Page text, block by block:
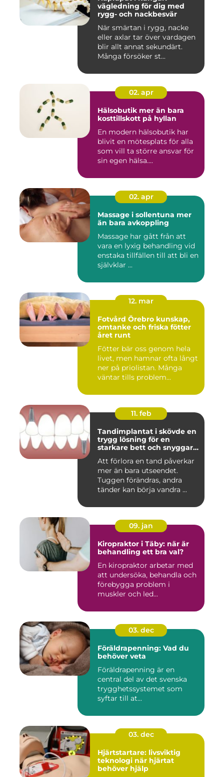
vägledning för dig med
rygg- och nackbesvär
När smärtan i rygg, nacke
eller axlar tar över vardagen
blir allt annat sekundärt.
Många försöker st...
02. apr
Hälsobutik mer än bara
kosttillskott på hyllan
En modern hälsobutik har
blivit en mötesplats för alla
som vill ta större ansvar för
sin egen hälsa....
02. apr
Massage i sollentuna mer
än bara avkoppling
Massage har gått från att
vara en lyxig behandling vid
enstaka tillfällen till att bli en
självklar ...
12. mar
Fotvård Örebro kunskap,
omtanke och friska fötter
året runt
Fötter bär oss genom hela
livet, men hamnar ofta långt
ner på priolistan. Många
väntar tills problem...
11. feb
Tandimplantat i skövde en
trygg lösning för en
starkare bett och snyggare
Att förlora en tand påverkar
mer än bara utseendet.
Tuggen förändras, andra
tänder kan börja vandra ...
09. jan
Kiropraktor i Täby: när är
behandling ett bra val?
En kiropraktor arbetar med
att undersöka, behandla och
förebygga problem i
muskler och led...
03. dec
Föräldrapenning: Vad du
behöver veta
Föräldrapenning är en
central del av det svenska
trygghetssystemet som
syftar till at...
03. dec
Hjärtstartare: livsviktig
teknologi när hjärtat
behöver hjälp